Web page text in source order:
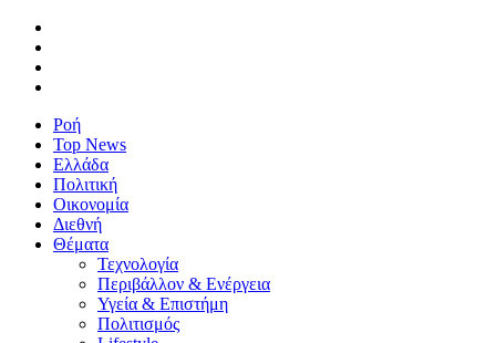
Ροή
Top News
Ελλάδα
Πολιτική
Οικονομία
Διεθνή
Θέματα
Τεχνολογία
Περιβάλλον & Ενέργεια
Υγεία & Επιστήμη
Πολιτισμός